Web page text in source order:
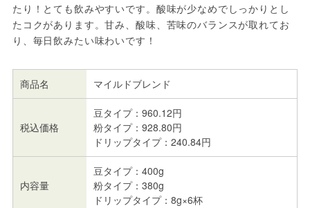
たり！とても飲みやすいです。酸味が少なめでしっかりとし
たコクがあります。甘み、酸味、苦味のバランスが取れてお
り、毎日飲みたい味わいです！
商品名 マイルドブレンド
税込価格
豆タイプ：960.12円
粉タイプ：928.80円
ドリップタイプ：240.84円
内容量
豆タイプ：400g
粉タイプ：380g
ドリップタイプ：8g×6杯